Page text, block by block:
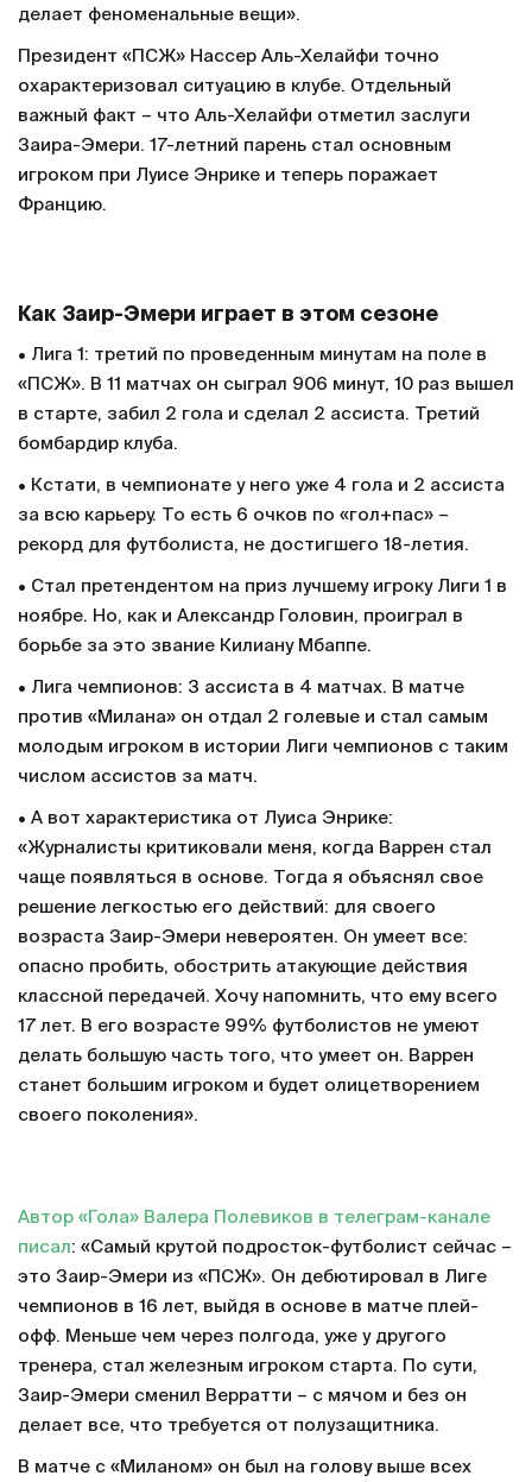
делает феноменальные вещи».
Президент «ПСЖ» Нассер Аль-Хелайфи точно
охарактеризовал ситуацию в клубе. Отдельный
важный факт – что Аль-Хелайфи отметил заслуги
Заира-Эмери. 17-летний парень стал основным
игроком при Луисе Энрике и теперь поражает
Францию.
Как Заир-Эмери играет в этом сезоне
• Лига 1: третий по проведенным минутам на поле в
«ПСЖ». В 11 матчах он сыграл 906 минут, 10 раз вышел
в старте, забил 2 гола и сделал 2 ассиста. Третий
бомбардир клуба.
• Кстати, в чемпионате у него уже 4 гола и 2 ассиста
за всю карьеру. То есть 6 очков по «гол+пас» –
рекорд для футболиста, не достигшего 18-летия.
• Стал претендентом на приз лучшему игроку Лиги 1 в
ноябре. Но, как и Александр Головин, проиграл в
борьбе за это звание Килиану Мбаппе.
• Лига чемпионов: 3 ассиста в 4 матчах. В матче
против «Милана» он отдал 2 голевые и стал самым
молодым игроком в истории Лиги чемпионов с таким
числом ассистов за матч.
• А вот характеристика от Луиса Энрике:
«Журналисты критиковали меня, когда Варрен стал
чаще появляться в основе. Тогда я объяснял свое
решение легкостью его действий: для своего
возраста Заир-Эмери невероятен. Он умеет все:
опасно пробить, обострить атакующие действия
классной передачей. Хочу напомнить, что ему всего
17 лет. В его возрасте 99% футболистов не умеют
делать большую часть того, что умеет он. Варрен
станет большим игроком и будет олицетворением
своего поколения».
Автор «Гола» Валера Полевиков в телеграм-канале
писал: «Самый крутой подросток-футболист сейчас –
это Заир-Эмери из «ПСЖ». Он дебютировал в Лиге
чемпионов в 16 лет, выйдя в основе в матче плей-
офф. Меньше чем через полгода, уже у другого
тренера, стал железным игроком старта. По сути,
Заир-Эмери сменил Верратти – с мячом и без он
делает все, что требуется от полузащитника.
В матче с «Миланом» он был на голову выше всех